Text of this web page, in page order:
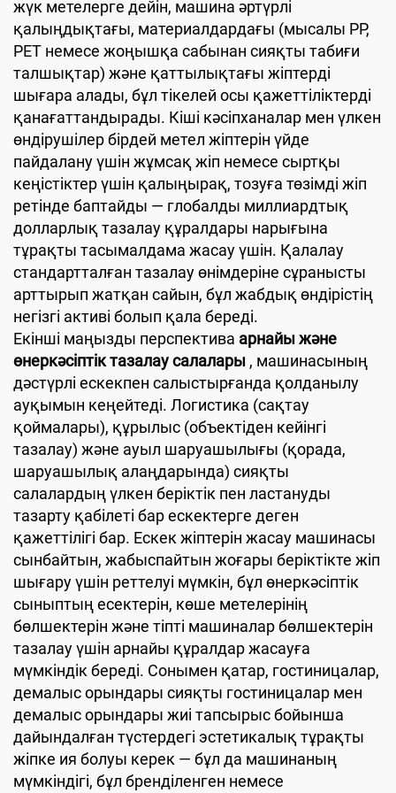
жүк метелерге дейін, машина әртүрлі
қалыңдықтағы, материалдардағы (мысалы PP,
PET немесе жоңышқа сабынан сияқты табиғи
талшықтар) және қаттылықтағы жіптерді
шығара алады, бұл тікелей осы қажеттіліктерді
қанағаттандырады. Кіші кәсіпханалар мен үлкен
өндірушілер бірдей метел жіптерін үйде
пайдалану үшін жұмсақ жіп немесе сыртқы
кеңістіктер үшін қалыңырақ, тозуға төзімді жіп
ретінде баптайды — глобалды миллиардтық
долларлық тазалау құралдары нарығына
тұрақты тасымалдама жасау үшін. Қалалау
стандартталған тазалау өнімдеріне сұранысты
арттырып жатқан сайын, бұл жабдық өндірістің
негізгі активі болып қала береді.
Екінші маңызды перспектива арнайы және
өнеркәсіптік тазалау салалары , машинасының
дәстүрлі ескекпен салыстырғанда қолданылу
ауқымын кеңейтеді. Логистика (сақтау
қоймалары), құрылыс (объектіден кейінгі
тазалау) және ауыл шаруашылығы (қорада,
шаруашылық алаңдарында) сияқты
салалардың үлкен беріктік пен ластануды
тазарту қабілеті бар ескектерге деген
қажеттілігі бар. Ескек жіптерін жасау машинасы
сынбайтын, жабыспайтын жоғары беріктікте жіп
шығару үшін реттелуі мүмкін, бұл өнеркәсіптік
сыныптың есектерін, көше метелерінің
бөлшектерін және тіпті машиналар бөлшектерін
тазалау үшін арнайы құралдар жасауға
мүмкіндік береді. Сонымен қатар, гостиницалар,
демалыс орындары сияқты гостиницалар мен
демалыс орындары жиі тапсырыс бойынша
дайындалған түстердегі эстетикалық тұрақты
жіпке ия болуы керек — бұл да машинаның
мүмкіндігі, бұл бренділенген немесе